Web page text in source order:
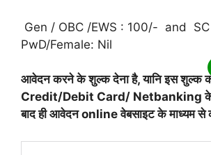
Gen / OBC /EWS : 100/- and
PwD/Female: Nil
आवेदन करने के शुल्क देना है, यानि इस शुल्क
Credit/Debit Card/ Netbanking के
बाद ही आवेदन online वेबसाइट के माध्यम